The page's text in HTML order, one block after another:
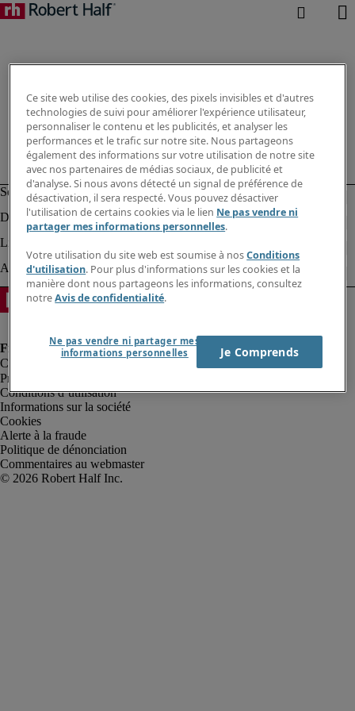
Protection des données personnelles
Conditions d’utilisation
Informations sur la société
Cookies
Alerte à la fraude
Politique de dénonciation
Commentaires au webmaster
Ce site web utilise des cookies, des pixels invisibles et d'autres
technologies de suivi pour améliorer l'expérience utilisateur,
personnaliser le contenu et les publicités, et analyser les
performances et le trafic sur notre site. Nous partageons
également des informations sur votre utilisation de notre site
avec nos partenaires de médias sociaux, de publicité et
d'analyse. Si nous avons détecté un signal de préférence de
désactivation, il sera respecté. Vous pouvez désactiver
l'utilisation de certains cookies via le lien Ne pas vendre ni
partager mes informations personnelles.
Votre utilisation du site web est soumise à nosConditions
d'utilisation. Pour plus d'informations sur les cookies et la
manière dont nous partageons les informations, consultez
notreAvis de confidentialité.
Ne pas vendre ni partager mes
informations personnelles
Je Comprends